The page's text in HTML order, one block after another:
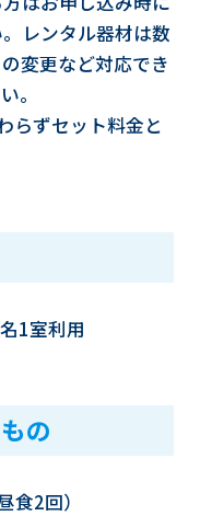
レンタル器材は数
変更など対応でき
。
らずセット料金と
1室利用
の
食2回）